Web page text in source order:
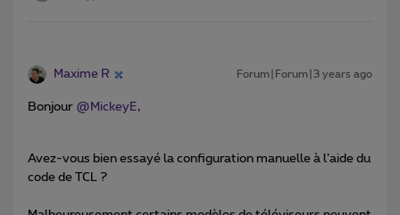
Maxime R Forum|Forum|3 years ago
Bonjour @MickeyE,
Avez-vous bien essayé la configuration manuelle à l’aide du
code de TCL ?